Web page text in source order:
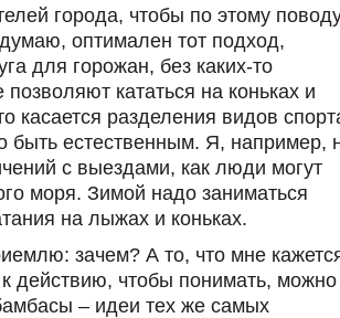
города, чтобы по этому
оптимален тот подход,
для горожан, без каких-то
кататься на коньках и
касается разделения видов
быть естественным. Я, например,
с выездами, как люди могут
моря. Зимой надо заниматься
на лыжах и коньках.
зачем? А то, что мне
действию, чтобы понимать, можно
– идеи тех же самых